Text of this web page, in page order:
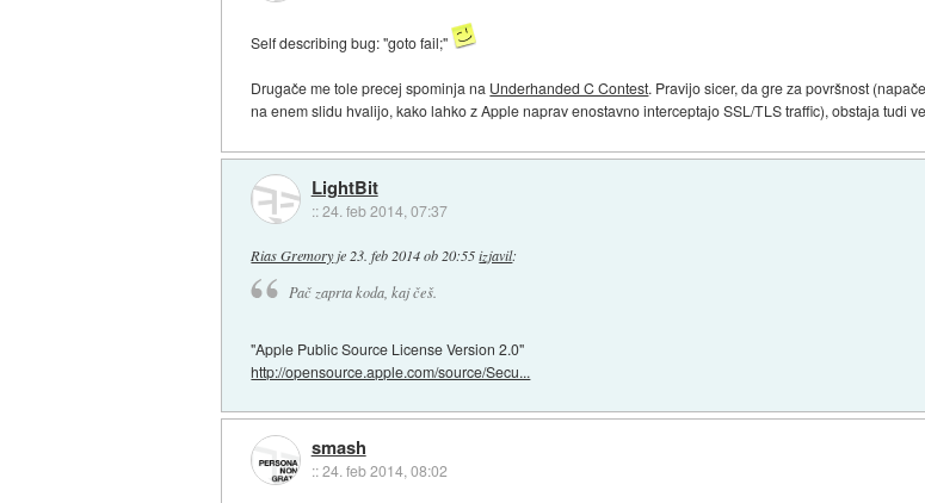
Self describing bug: "goto fail;"
Drugače me tole precej spominja na Underhanded C Contest. Pravijo sicer, da gre za površnost
na enem slidu hvalijo, kako lahko z Apple naprav enostavno interceptajo SSL/TLS traffic), obstaja tudi
LightBit
::24. feb 2014, 07:37
Rias Gremoryje23. feb 2014 ob 20:55 izjavil:
Pač zaprta koda, kaj češ.
"Apple Public Source License Version 2.0"
http://opensource.apple.com/source/Secu...
smash
::24. feb 2014, 08:02